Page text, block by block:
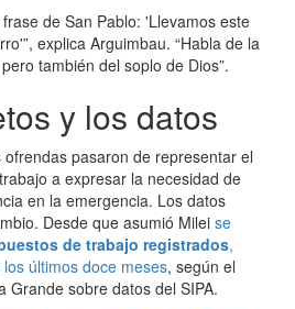
de San Pablo: 'Llevamos este
explica Arguimbau. “Habla de la
también del soplo de Dios”.
y los datos
pasaron de representar el
a expresar la necesidad de
en la emergencia. Los datos
Desde que asumió Milei se
de trabajo registrados,
últimos doce meses, según el
Grande sobre datos del SIPA.